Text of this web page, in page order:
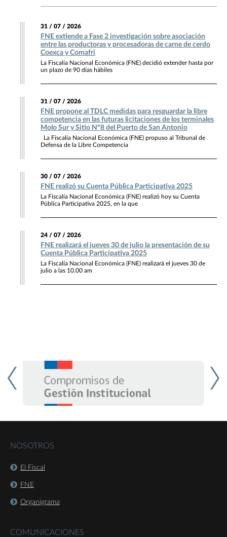
31 / 07 / 2026
FNE extiende a Fase 2 investigación sobre asociación
entre las productoras y procesadoras de carne de cerdo
Coexca y Comafri
La Fiscalía Nacional Económica (FNE) decidió extender hasta por
un plazo de 90 días hábiles
31 / 07 / 2026
FNE propone al TDLC medidas para resguardar la libre
competencia en las futuras licitaciones de los terminales
Molo Sur y Sitio N°8 del Puerto de San Antonio
La Fiscalía Nacional Económica (FNE) propuso al Tribunal de
Defensa de la Libre Competencia
30 / 07 / 2026
FNE realizó su Cuenta Pública Participativa 2025
La Fiscalía Nacional Económica (FNE) realizó hoy su Cuenta
Pública Participativa 2025, en la que
24 / 07 / 2026
FNE realizará el jueves 30 de julio la presentación de su
Cuenta Pública Participativa 2025
La Fiscalía Nacional Económica (FNE) realizará el jueves 30 de
julio a las 10.00 am
NOSOTROS
El Fiscal
FNE
Organigrama
COMUNICACIONES